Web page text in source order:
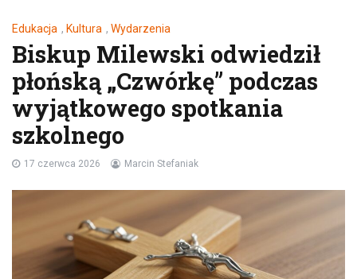
Edukacja , Kultura , Wydarzenia
Biskup Milewski odwiedził
płońską „Czwórkę” podczas
wyjątkowego spotkania
szkolnego
17 czerwca 2026 Marcin Stefaniak